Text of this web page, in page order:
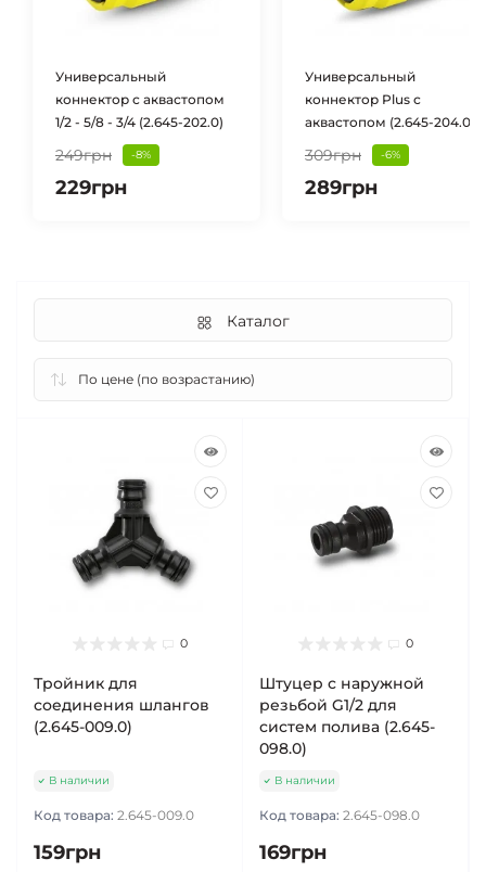
Универсальный
коннектор с аквастопом
1/2 - 5/8 - 3/4 (2.645-202.0)
249грн -8%
229грн
Универсальный
коннектор Plus с
аквастопом (2.645-204.0)
309грн -6%
289грн
Каталог
0
Тройник для
соединения шлангов
(2.645-009.0)
В наличии
Код товара: 2.645-009.0
159грн
0
Штуцер с наружной
резьбой G1/2 для
систем полива (2.645-
098.0)
В наличии
Код товара: 2.645-098.0
169грн